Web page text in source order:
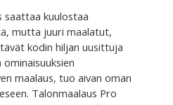
saattaa kuulostaa
mutta juuri maalatut,
kodin hiljan uusittuja
maalaus, tuo aivan oman
Talonmaalaus Pro